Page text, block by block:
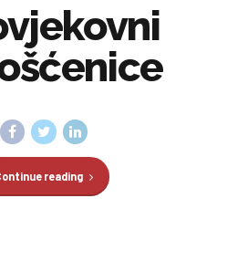
reading